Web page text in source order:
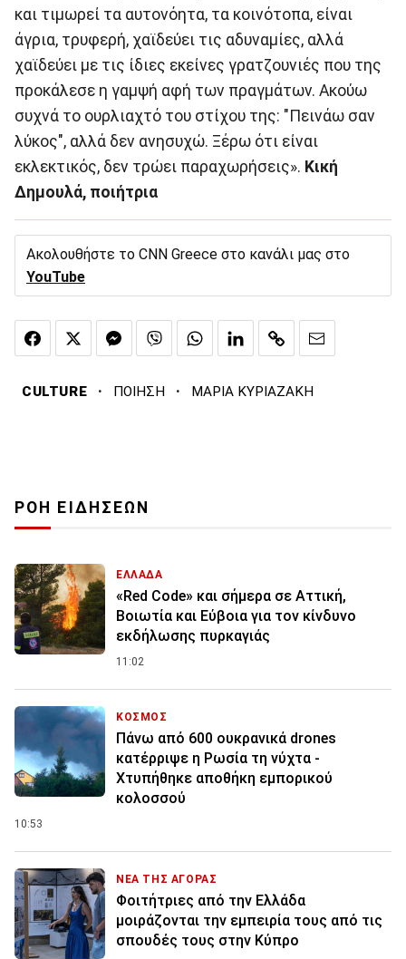
και τιμωρεί τα αυτονόητα, τα κοινότοπα, είναι
άγρια, τρυφερή, χαϊδεύει τις αδυναμίες, αλλά
χαϊδεύει με τις ίδιες εκείνες γρατζουνιές που της
προκάλεσε η γαμψή αφή των πραγμάτων. Ακούω
συχνά το ουρλιαχτό του στίχου της: "Πεινάω σαν
λύκος", αλλά δεν ανησυχώ. Ξέρω ότι είναι
εκλεκτικός, δεν τρώει παραχωρήσεις». Κική
Δημουλά, ποιήτρια
Ακολουθήστε το CNN Greece στο κανάλι μας στο
YouTube
CULTURE · ΠΟΙΗΣΗ · ΜΑΡΙΑ ΚΥΡΙΑΖΑΚΗ
ΡΟΗ ΕΙΔΗΣΕΩΝ
ΕΛΛΑΔΑ
«Red Code» και σήμερα σε Αττική,
Βοιωτία και Εύβοια για τον κίνδυνο
εκδήλωσης πυρκαγιάς
11:02
ΚΟΣΜΟΣ
Πάνω από 600 ουκρανικά drones
κατέρριψε η Ρωσία τη νύχτα -
Χτυπήθηκε αποθήκη εμπορικού
κολοσσού
10:53
ΝΕΑ ΤΗΣ ΑΓΟΡΑΣ
Φοιτήτριες από την Ελλάδα
μοιράζονται την εμπειρία τους από τις
σπουδές τους στην Κύπρο